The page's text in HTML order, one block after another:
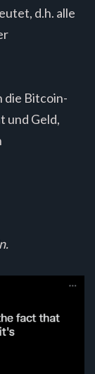
d.h. alle
die Bitcoin-
und Geld,